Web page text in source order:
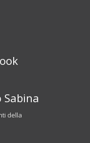
Sabina
della